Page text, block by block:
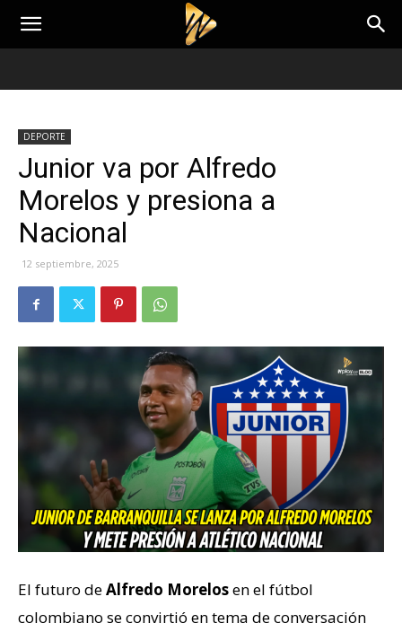
DEPORTE
Junior va por Alfredo
Morelos y presiona a
Nacional
12 septiembre, 2025
El futuro deAlfredo Morelosen el fútbol
colombiano se convirtió en tema de conversación